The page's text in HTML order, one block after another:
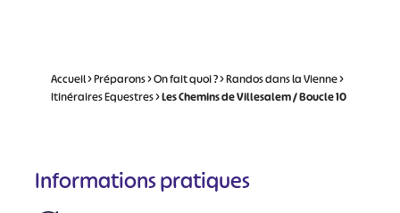
Accueil>Préparons>On fait quoi ?>Randos dans la Vienne>
Itinéraires Equestres>Les Chemins de Villesalem / Boucle 10
Informations pratiques